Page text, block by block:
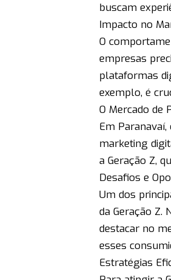
buscam
Impacto no
O
empresas
plataformas
exemplo, é
O Mercado de
Em
marketing
a Geração Z,
Desafios e
Um dos
da Geração Z.
destacar no
esses
Estratégias